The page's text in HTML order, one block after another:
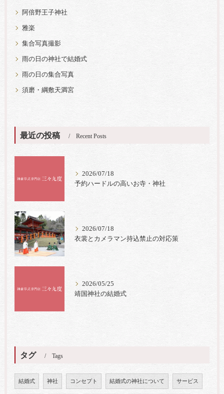
阿倍野王子神社
雅楽
集合写真撮影
雨の日の神社で結婚式
雨の日の集合写真
須磨・綱敷天満宮
最近の投稿 Recent Posts
2026/07/18
予約ハードルの高いお寺・神社
2026/07/18
衣裳とカメラマン持込禁止の対応策
2026/05/25
靖国神社の結婚式
タグ Tags
結婚式 神社 コンセプト 結婚式の神社について サービス